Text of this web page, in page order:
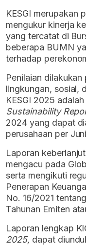
KESGI merupakan
mengukur kinerja
yang tercatat di
beberapa BUMN
terhadap
Penilaian
lingkungan, sosial,
KESGI 2025
Sustainability
2024 yang dapat
perusahaan per
Laporan
mengacu pada
serta mengikuti
Penerapan
No. 16/2021
Tahunan Emiten
Laporan lengkap
2025, dapat